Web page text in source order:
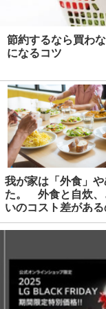
節約するなら買わ
になるコツ
我が家は「外食」
た。 外食と自炊、
いのコスト差がある